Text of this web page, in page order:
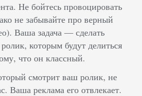
Не бойтесь провоцировать
не забывайте про верный
Ваша задача — сделать
которым будут делиться
что он классный.
смотрит ваш ролик, не
Ваша реклама его отвлекает.